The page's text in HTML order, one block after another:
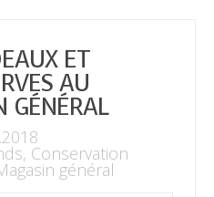
ET
AU
GÉNÉRAL
, Conservation
général